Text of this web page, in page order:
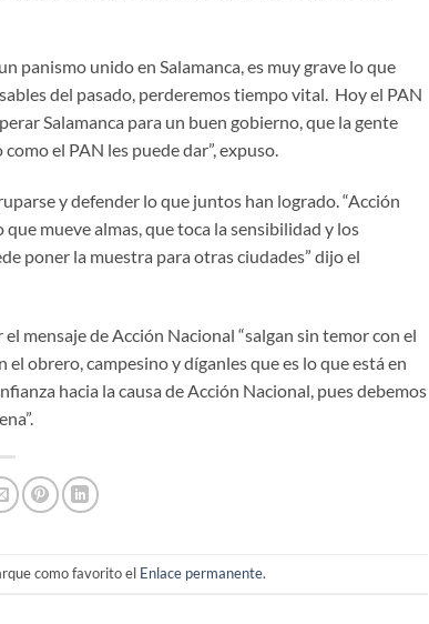
panismo unido en Salamanca, es muy grave lo que
del pasado, perderemos tiempo vital. Hoy el PAN
Salamanca para un buen gobierno, que la gente
el PAN les puede dar”, expuso.
y defender lo que juntos han logrado. “Acción
mueve almas, que toca la sensibilidad y los
poner la muestra para otras ciudades” dijo el
mensaje de Acción Nacional “salgan sin temor con el
obrero, campesino y díganles que es lo que está en
hacia la causa de Acción Nacional, pues debemos
como favorito el Enlace permanente.